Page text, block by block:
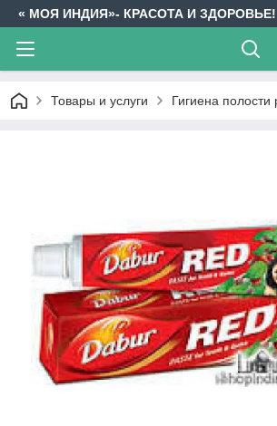
« МОЯ ИНДИЯ»- КРАСОТА И ЗДОРОВЬЕ!
Товары и услуги Гигиена полости